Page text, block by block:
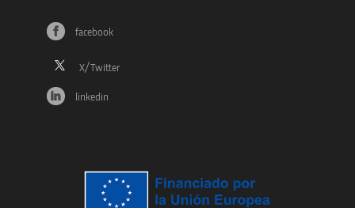
facebook
linkedin